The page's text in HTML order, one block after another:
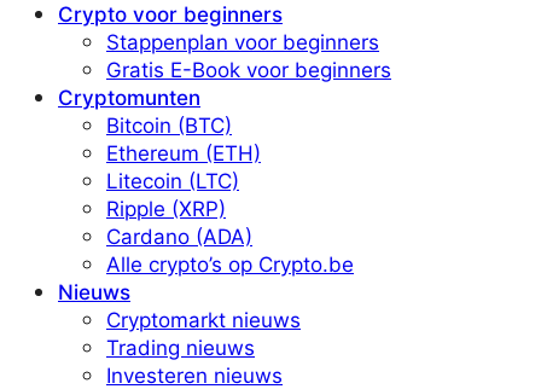
Crypto voor beginners
Stappenplan voor beginners
Gratis E-Book voor beginners
Cryptomunten
Bitcoin (BTC)
Ethereum (ETH)
Litecoin (LTC)
Ripple (XRP)
Cardano (ADA)
Alle crypto’s op Crypto.be
Nieuws
Cryptomarkt nieuws
Trading nieuws
Investeren nieuws